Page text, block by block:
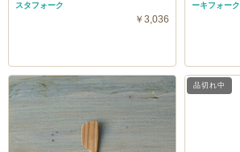
スタフォーク
￥3,036
ーキフォーク
品切れ中